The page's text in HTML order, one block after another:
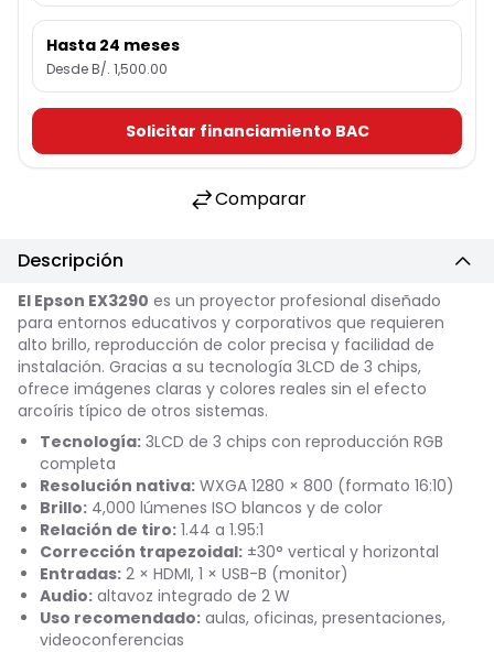
Hasta 24 meses
Desde B/. 1,500.00
Solicitar financiamiento BAC
Comparar
Descripción
El Epson EX3290 es un proyector profesional diseñado
para entornos educativos y corporativos que requieren
alto brillo, reproducción de color precisa y facilidad de
instalación. Gracias a su tecnología 3LCD de 3 chips,
ofrece imágenes claras y colores reales sin el efecto
arcoíris típico de otros sistemas.
Tecnología: 3LCD de 3 chips con reproducción RGB
completa
Resolución nativa: WXGA 1280 × 800 (formato 16:10)
Brillo: 4,000 lúmenes ISO blancos y de color
Relación de tiro: 1.44 a 1.95:1
Corrección trapezoidal: ±30° vertical y horizontal
Entradas: 2 × HDMI, 1 × USB-B (monitor)
Audio: altavoz integrado de 2 W
Uso recomendado: aulas, oficinas, presentaciones,
videoconferencias